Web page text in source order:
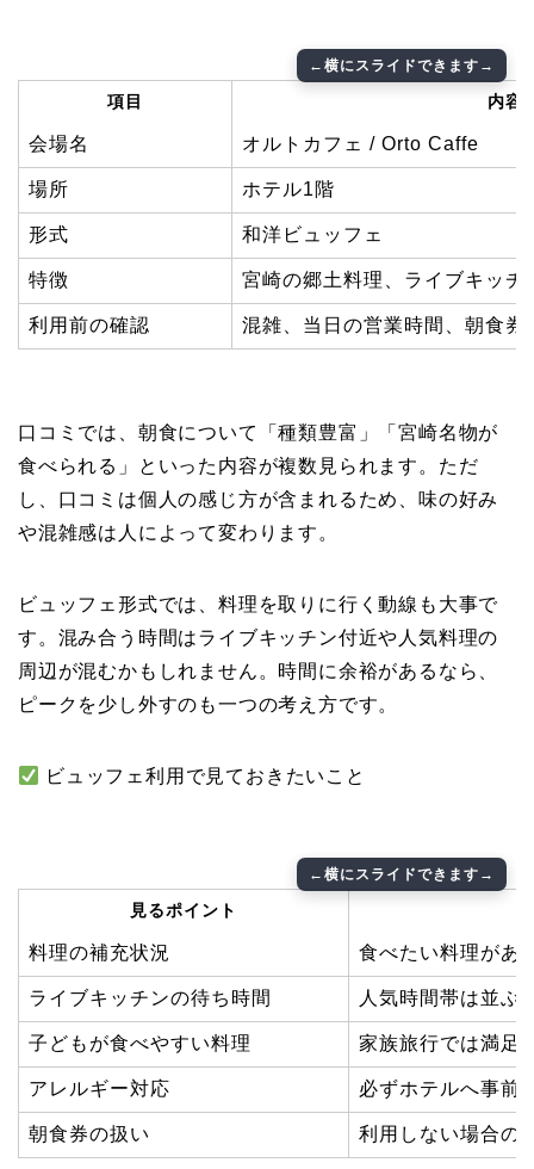
項目 内容
会場名 オルトカフェ / Orto Caffe
場所 ホテル1階
形式 和洋ビュッフェ
特徴 宮崎の郷土料理、ライブキッチ
利用前の確認 混雑、当日の営業時間、朝食券
口コミでは、朝食について「種類豊富」「宮崎名物が
食べられる」といった内容が複数見られます。ただ
し、口コミは個人の感じ方が含まれるため、味の好み
や混雑感は人によって変わります。
ビュッフェ形式では、料理を取りに行く動線も大事で
す。混み合う時間はライブキッチン付近や人気料理の
周辺が混むかもしれません。時間に余裕があるなら、
ピークを少し外すのも一つの考え方です。
ビュッフェ利用で見ておきたいこと
見るポイント
料理の補充状況 食べたい料理があ
ライブキッチンの待ち時間 人気時間帯は並ぶ
子どもが食べやすい料理 家族旅行では満足
アレルギー対応 必ずホテルへ事前
朝食券の扱い 利用しない場合の